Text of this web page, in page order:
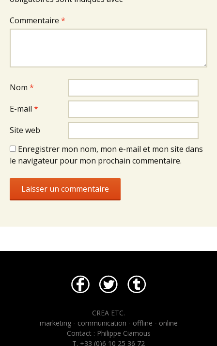
Commentaire *
Nom *
E-mail *
Site web
Enregistrer mon nom, mon e-mail et mon site dans
le navigateur pour mon prochain commentaire.
CREA ETC.
marketing - communication - offline - online
Contact : Philippe Ciamous
T. +33 (0)6 10 25 36 72